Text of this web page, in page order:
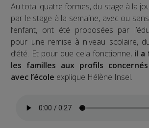
Au total quatre formes, du stage à la
par le stage à la semaine, avec ou
l’enfant, ont été proposées par
pour une remise à niveau scolaire,
d’été. Et pour que cela fonctionne, il a
les familles aux profils
avec l’école explique Hélène Insel.